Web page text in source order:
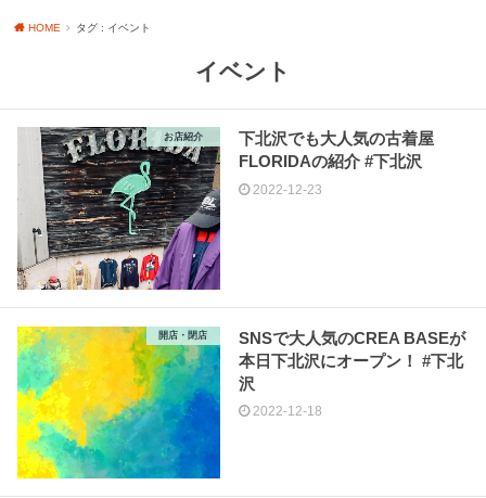
HOME タグ : イベント
イベント
お店紹介
下北沢でも大人気の古着屋
FLORIDAの紹介 #下北沢
2022-12-23
開店・閉店
SNSで大人気のCREA BASEが
本日下北沢にオープン！ #下北
沢
2022-12-18